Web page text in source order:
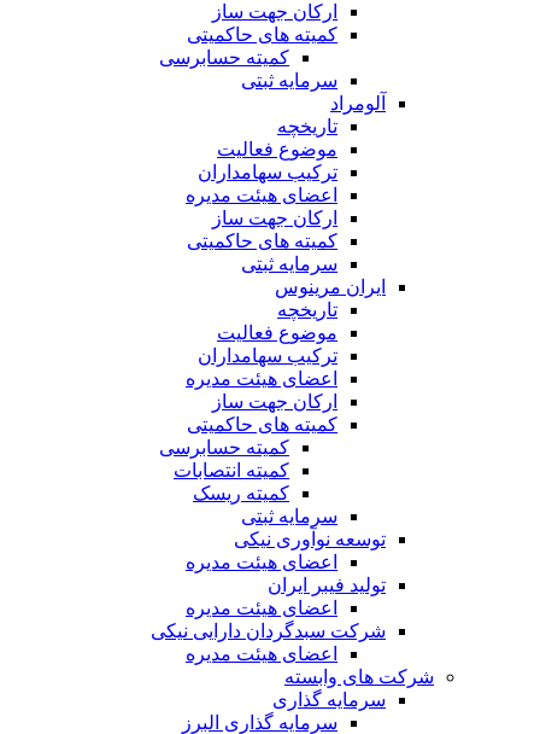
ارکان جهت ساز
کمیته های حاکمیتی
کمیته حسابرسی
سرمایه ثبتی
آلومراد
تاریخچه
موضوع فعالیت
ترکیب سهامداران
اعضای هیئت مدیره
ارکان جهت ساز
کمیته های حاکمیتی
سرمایه ثبتی
ایران مرینوس
تاریخچه
موضوع فعالیت
ترکیب سهامداران
اعضای هیئت مدیره
ارکان جهت ساز
کمیته های حاکمیتی
کمیته حسابرسی
کمیته انتصابات
کمیته ریسک
سرمایه ثبتی
توسعه نوآوری نیکی
اعضای هیئت مدیره
تولید فیبر ایران
اعضای هیئت مدیره
شرکت سبدگردان دارایی نیکی
اعضای هیئت مدیره
شرکت های وابسته
سرمایه گذاری
سرمایه گذاری البرز